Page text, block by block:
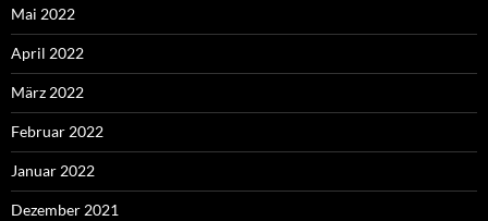
Mai 2022
April 2022
März 2022
Februar 2022
Januar 2022
Dezember 2021